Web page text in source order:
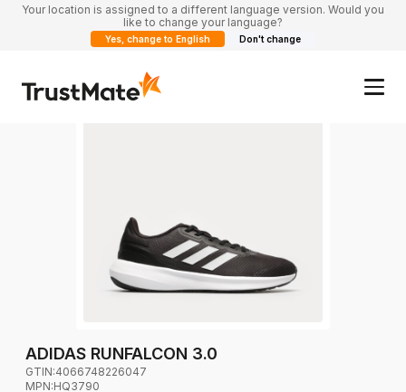
Your location is assigned to a different language version. Would you
like to change your language?
Yes, change to English Don't change
ADIDAS RUNFALCON 3.0
GTIN:4066748226047
MPN:HQ3790